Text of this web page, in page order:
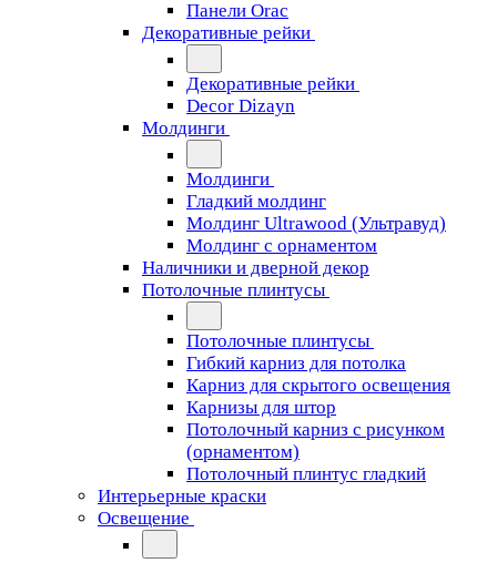
Панели Orac
Декоративные рейки
Декоративные рейки
Decor Dizayn
Молдинги
Молдинги
Гладкий молдинг
Молдинг Ultrawood (Ультравуд)
Молдинг с орнаментом
Наличники и дверной декор
Потолочные плинтусы
Потолочные плинтусы
Гибкий карниз для потолка
Карниз для скрытого освещения
Карнизы для штор
Потолочный карниз с рисунком
(орнаментом)
Потолочный плинтус гладкий
Интерьерные краски
Освещение